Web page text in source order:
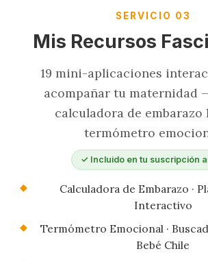
SERVICIO 03
Mis Recursos
19 mini-aplicaciones
acompañar tu maternidad
calculadora de embarazo
termómetro
✓ Incluido en tu suscripción
Calculadora de Embarazo ·
Interactivo
Termómetro Emocional ·
Bebé Chile